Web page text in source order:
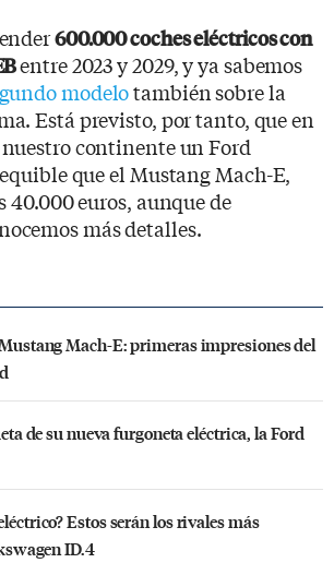
600.000 coches eléctricos con
entre 2023 y 2029, y ya sabemos
modelotambién sobre la
Está previsto, por tanto, que en
nuestro continente un Ford
que el Mustang Mach-E,
40.000 euros, aunque de
más detalles.
Mach-E: primeras impresiones del
de su nueva furgoneta eléctrica, la Ford
Estos serán los rivales más
ID.4